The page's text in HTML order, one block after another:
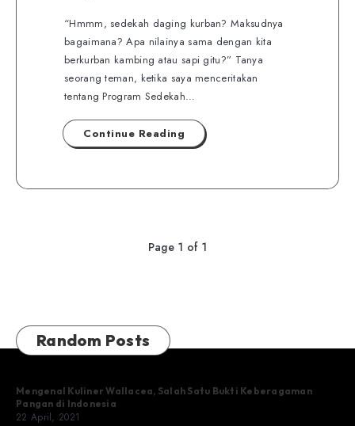
“Hmmm, sedekah daging kurban? Maksudnya
bagaimana? Apa nilainya sama dengan kita
berkurban kambing atau sapi gitu?” Tanya
seorang teman, ketika saya menceritakan
tentang Program Sedekah…
Continue Reading
Page 1 of 1
Random Posts
Mengenal Kuliner Wallacea, Salah Satu Bukti Keberagaman
Pangan di Indonesia
22 April, 2021